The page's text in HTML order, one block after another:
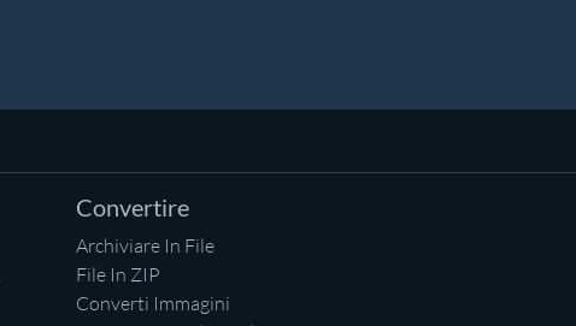
Convertire
Archiviare In File
File In ZIP
Converti Immagini